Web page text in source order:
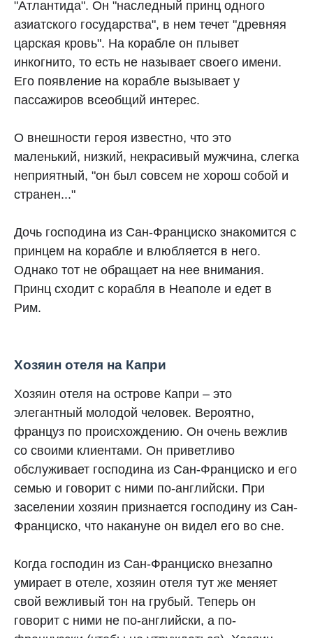
"Атлантида". Он "наследный принц одного
азиатского государства", в нем течет "древняя
царская кровь". На корабле он плывет
инкогнито, то есть не называет своего имени.
Его появление на корабле вызывает у
пассажиров всеобщий интерес.
О внешности героя известно, что это
маленький, низкий, некрасивый мужчина, слегка
неприятный, "он был совсем не хорош собой и
странен..."
Дочь господина из Сан-Франциско знакомится с
принцем на корабле и влюбляется в него.
Однако тот не обращает на нее внимания.
Принц сходит с корабля в Неаполе и едет в
Рим.
Хозяин отеля на Капри
Хозяин отеля на острове Капри – это
элегантный молодой человек. Вероятно,
француз по происхождению. Он очень вежлив
со своими клиентами. Он приветливо
обслуживает господина из Сан-Франциско и его
семью и говорит с ними по-английски. При
заселении хозяин признается господину из Сан-
Франциско, что накануне он видел его во сне.
Когда господин из Сан-Франциско внезапно
умирает в отеле, хозяин отеля тут же меняет
свой вежливый тон на грубый. Теперь он
говорит с ними не по-английски, а по-